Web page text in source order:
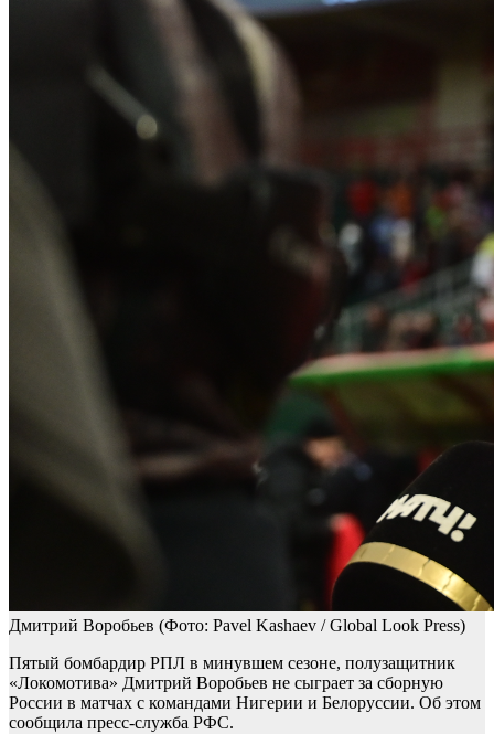
Дмитрий Воробьев (Фото: Pavel Kashaev / Global Look Press)
Пятый бомбардир РПЛ в минувшем сезоне, полузащитник
«Локомотива» Дмитрий Воробьев не сыграет за сборную
России в матчах с командами Нигерии и Белоруссии. Об этом
сообщила пресс-служба РФС.